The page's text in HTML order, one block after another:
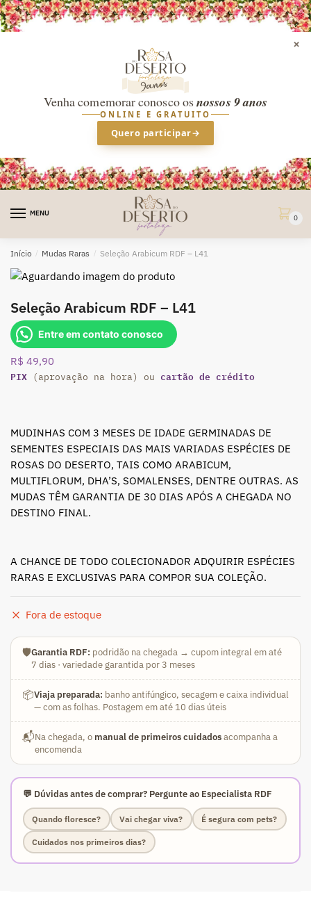
×
Venha comemorar conosco osnossos 9 anos
ONLINE E GRATUITO
Quero participar→
MENU
0
Início / Mudas Raras / Seleção Arabicum RDF – L41
Seleção Arabicum RDF – L41
Entre em contato conosco
R$ 49,90
PIX (aprovação na hora) ou cartão de crédito
MUDINHAS COM 3 MESES DE IDADE GERMINADAS DE
SEMENTES ESPECIAIS DAS MAIS VARIADAS ESPÉCIES DE
ROSAS DO DESERTO, TAIS COMO ARABICUM,
MULTIFLORUM, DHA’S, SOMALENSES, DENTRE OUTRAS. AS
MUDAS TÊM GARANTIA DE 30 DIAS APÓS A CHEGADA NO
DESTINO FINAL.
A CHANCE DE TODO COLECIONADOR ADQUIRIR ESPÉCIES
RARAS E EXCLUSIVAS PARA COMPOR SUA COLEÇÃO.
Fora de estoque
🛡️Garantia RDF: podridão na chegada → cupom integral em até
7 dias · variedade garantida por 3 meses
📦Viaja preparada: banho antifúngico, secagem e caixa individual
— com as folhas. Postagem em até 10 dias úteis
📬Na chegada, o manual de primeiros cuidadosacompanha a
encomenda
💬 Dúvidas antes de comprar? Pergunte ao Especialista RDF
Quando floresce? Vai chegar viva? É segura com pets?
Cuidados nos primeiros dias?